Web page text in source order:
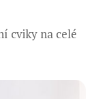
cviky na celé